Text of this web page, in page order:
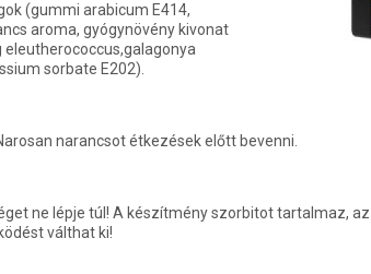
(gummi arabicum E414,
aroma, gyógynövény kivonat
eleutherococcus,galagonya
sorbate E202).
narancsot étkezések előtt bevenni.
ne lépje túl! A készítmény szorbitot tartalmaz,
válthat ki!